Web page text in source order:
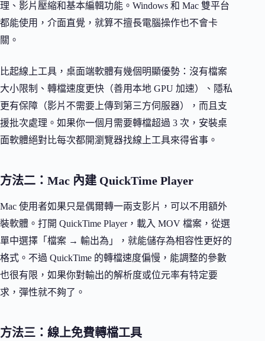
理、影片壓縮和基本編輯功能。Windows 和 Mac 雙平台
都能使用，介面直覺，就算不擅長電腦操作也不會卡
關。
比起線上工具，桌面端軟體有幾個明顯優勢：沒有檔案
大小限制、轉檔速度更快（善用本地 GPU 加速）、隱私
更有保障（影片不需要上傳到第三方伺服器），而且支
援批次處理。如果你一個月需要轉檔超過 3 次，安裝桌
面軟體絕對比每次都開瀏覽器找線上工具來得省事。
方法二：Mac 內建 QuickTime Player
Mac 使用者如果只是偶爾轉一兩支影片，可以不用額外
裝軟體。打開 QuickTime Player，載入 MOV 檔案，從選
單中選擇「檔案 → 輸出為」，就能儲存為相容性更好的
格式。不過 QuickTime 的轉檔速度偏慢，能調整的參數
也很有限，如果你對輸出的解析度或位元率有特定要
求，彈性就不夠了。
方法三：線上免費轉檔工具